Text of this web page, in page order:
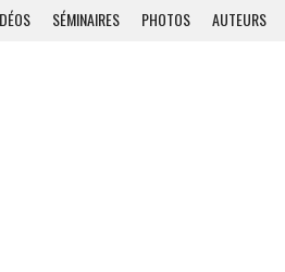
SÉMINAIRES PHOTOS AUTEURS